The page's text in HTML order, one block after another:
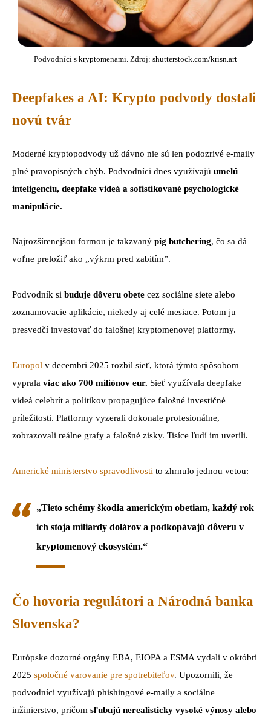
Podvodníci s kryptomenami. Zdroj: shutterstock.com/krisn.art
Deepfakes a AI: Krypto podvody dostali
novú tvár
Moderné kryptopodvody už dávno nie sú len podozrivé e-maily
plné pravopisných chýb. Podvodníci dnes využívajú umelú
inteligenciu, deepfake videá a sofistikované psychologické
manipulácie.
Najrozšírenejšou formou je takzvaný pig butchering, čo sa dá
voľne preložiť ako „výkrm pred zabitím”.
Podvodník si buduje dôveru obete cez sociálne siete alebo
zoznamovacie aplikácie, niekedy aj celé mesiace. Potom ju
presvedčí investovať do falošnej kryptomenovej platformy.
Europol v decembri 2025 rozbil sieť, ktorá týmto spôsobom
vyprala viac ako 700 miliónov eur. Sieť využívala deepfake
videá celebrít a politikov propagujúce falošné investičné
príležitosti. Platformy vyzerali dokonale profesionálne,
zobrazovali reálne grafy a falošné zisky. Tisíce ľudí im uverili.
Americké ministerstvo spravodlivosti to zhrnulo jednou vetou:
„Tieto schémy škodia americkým obetiam, každý rok
ich stoja miliardy dolárov a podkopávajú dôveru v
kryptomenový ekosystém.“
Čo hovoria regulátori a Národná banka
Slovenska?
Európske dozorné orgány EBA, EIOPA a ESMA vydali v októbri
2025 spoločné varovanie pre spotrebiteľov. Upozornili, že
podvodníci využívajú phishingové e-maily a sociálne
inžinierstvo, pričom sľubujú nerealisticky vysoké výnosy alebo